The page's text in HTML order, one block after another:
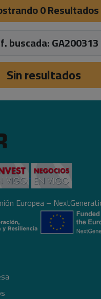
0 Resultados
buscada: GA200313
Sin resultados
Europea –